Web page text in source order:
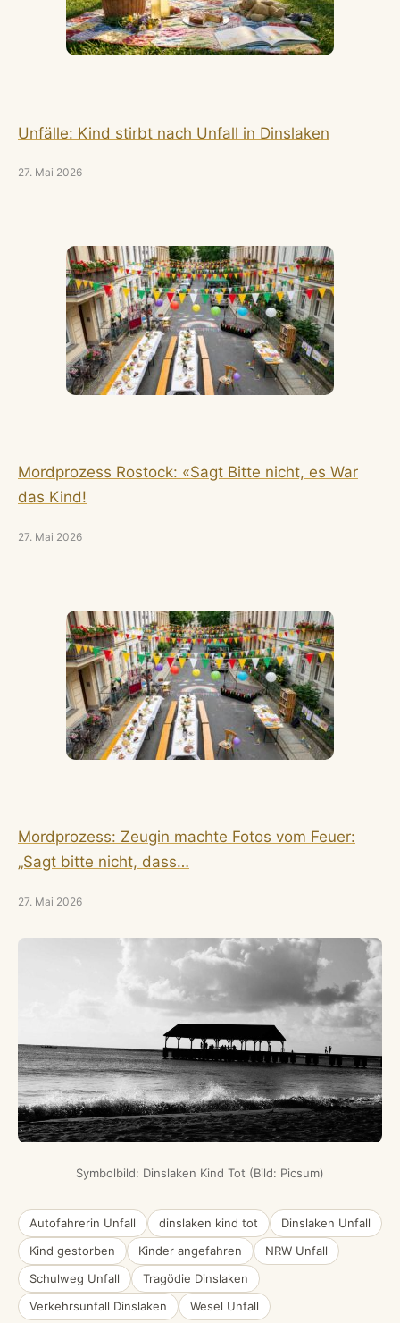
Unfälle: Kind stirbt nach Unfall in Dinslaken
27. Mai 2026
Mordprozess Rostock: «Sagt Bitte nicht, es War
das Kind!
27. Mai 2026
Mordprozess: Zeugin machte Fotos vom Feuer:
„Sagt bitte nicht, dass…
27. Mai 2026
Symbolbild: Dinslaken Kind Tot (Bild: Picsum)
Autofahrerin Unfall dinslaken kind tot
Dinslaken Unfall
Kind gestorben
Kinder angefahren
NRW Unfall
Schulweg Unfall
Tragödie Dinslaken
Verkehrsunfall Dinslaken
Wesel Unfall